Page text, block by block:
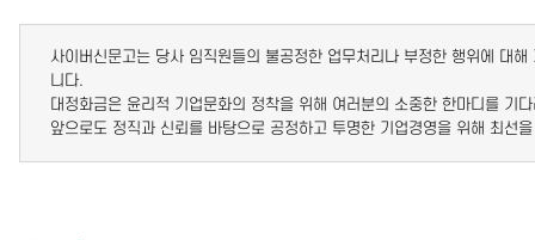
사이버신문고는 당사 임직원들의 불공정한 업무처리나 부정한 행위에 대
니다.
대정화금은 윤리적 기업문화의 정착을 위해 여러분의 소중한 한마디를 기
앞으로도 정직과 신뢰를 바탕으로 공정하고 투명한 기업경영을 위해 최선